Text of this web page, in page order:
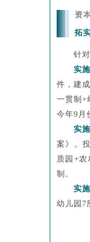
资
拓
针对
实
件，建
一贯制+
今年9 月
实
案》。
质园+
制。
实
幼儿园7